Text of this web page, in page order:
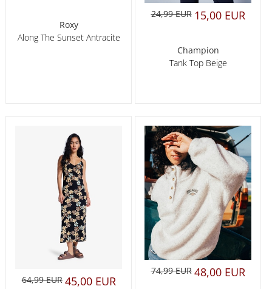
Roxy
Along The Sunset Antracite
24,99 EUR 15,00 EUR
Champion
Tank Top Beige
64,99 EUR 45,00 EUR
74,99 EUR 48,00 EUR